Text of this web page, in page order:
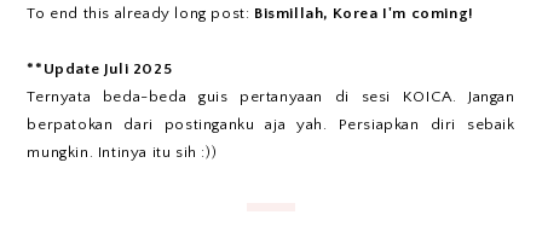
To end this already long post: Bismillah, Korea I'm coming!
**Update Juli 2025
Ternyata beda-beda guis pertanyaan di sesi KOICA. Jangan
berpatokan dari postinganku aja yah. Persiapkan diri sebaik
mungkin. Intinya itu sih :))